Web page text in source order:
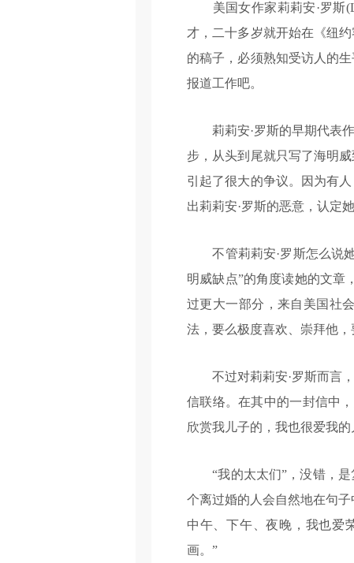
美国女作家莉莉安·罗斯
才，二十多岁就开始在《纽
的稿子，必须熟知受访人的
报道工作吧。
莉莉安·罗斯的早期代表作
步，从头到尾就只写了海明
引起了很大的争议。因为有
出莉莉安·罗斯的恶意，认定
不管莉莉安·罗斯怎么说她
明威缺点”的角度读她的文章
过更大一部分，来自美国社
法，要么极度喜欢、崇拜他，
不过对莉莉安·罗斯而言，
信联络。在其中的一封信中
欣赏我儿子的，我也很爱我
“我的太太们”，没错，是
个离过婚的人会自然地在句
中午、下午、夜晚，我也爱
画。”